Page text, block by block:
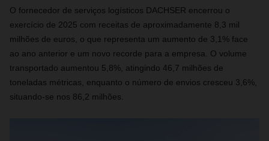
O fornecedor de serviços logísticos DACHSER encerrou o
exercício de 2025 com receitas de aproximadamente 8,3 mil
milhões de euros, o que representa um aumento de 3,1% face
ao ano anterior e um novo recorde para a empresa. O volume
transportado aumentou 5,8%, atingindo 46,7 milhões de
toneladas métricas, enquanto o número de envios cresceu 3,6%,
situando‑se nos 86,2 milhões.